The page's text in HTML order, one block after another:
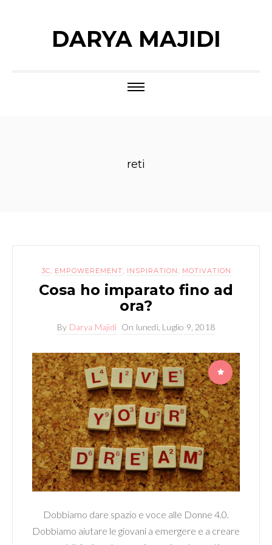
DARYA MAJIDI
reti
3C, EMPOWEREMENT, INSPIRATION , MOTIVATION
Cosa ho imparato fino ad
ora?
By Darya Majidi On lunedì, Luglio 9, 2018
Dobbiamo dare spazio e voce alle Donne 4.0.
Dobbiamo aiutare le giovani a emergere e a creare